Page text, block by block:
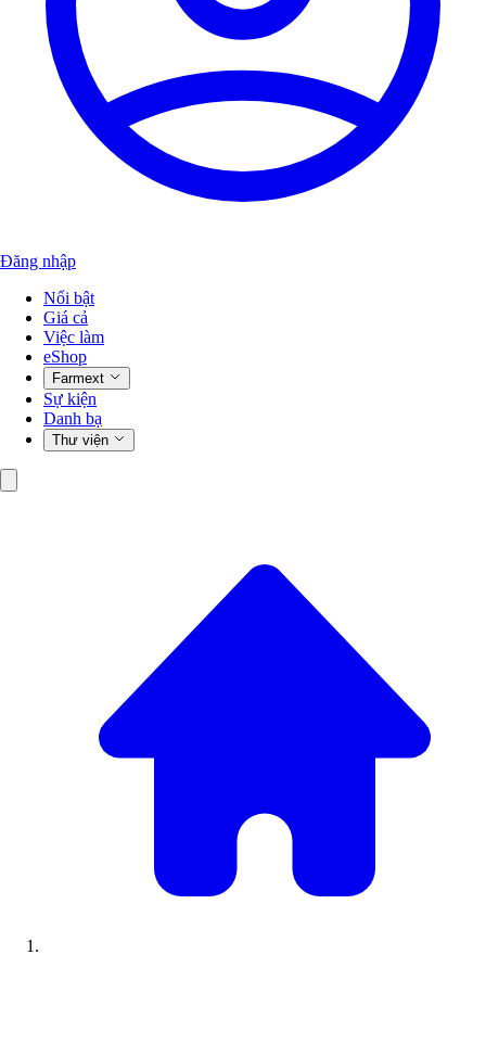
Đăng nhập
Nổi bật
Giá cả
Việc làm
eShop
Farmext
Sự kiện
Danh bạ
Thư viện